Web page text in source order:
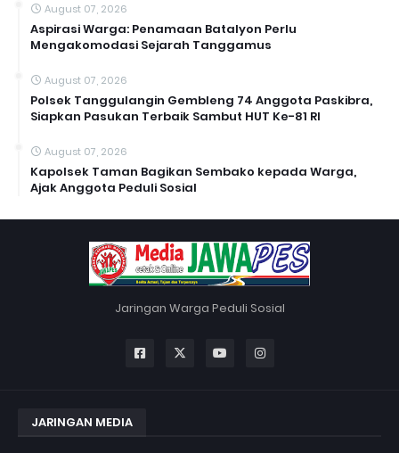
August 07, 2026
Aspirasi Warga: Penamaan Batalyon Perlu
Mengakomodasi Sejarah Tanggamus
August 07, 2026
Polsek Tanggulangin Gembleng 74 Anggota Paskibra,
Siapkan Pasukan Terbaik Sambut HUT Ke-81 RI
August 07, 2026
Kapolsek Taman Bagikan Sembako kepada Warga,
Ajak Anggota Peduli Sosial
Jaringan Warga Peduli Sosial
JARINGAN MEDIA